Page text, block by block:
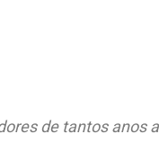
de tantos anos